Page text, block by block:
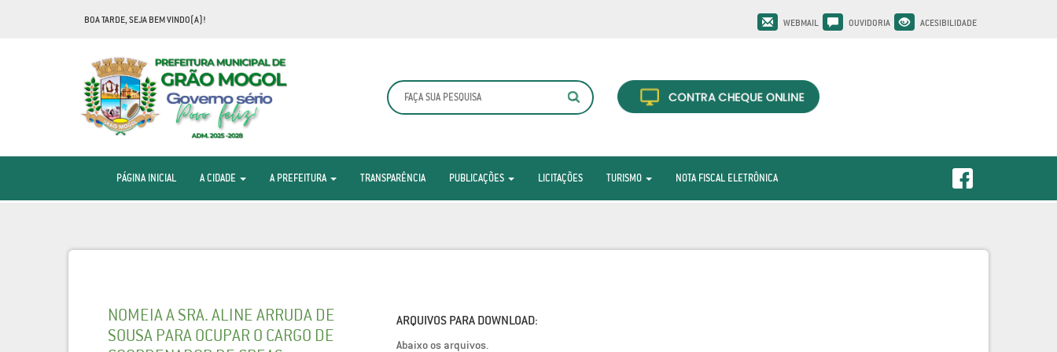
BOA TARDE, SEJA BEM VINDO(A)! WEBMAIL OUVIDORIA ACESIBILIDADE
PÁGINA INICIAL A CIDADE A PREFEITURA TRANSPARÊNCIA PUBLICAÇÕES LICITAÇÕES TURISMO NOTA FISCAL ELETRÔNICA
NOMEIA A SRA. ALINE ARRUDA DE
SOUSA PARA OCUPAR O CARGO DE
ARQUIVOS PARA DOWNLOAD:
Abaixo os arquivos.